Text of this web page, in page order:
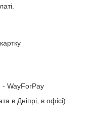
WayForPay
в Дніпрі, в офісі)